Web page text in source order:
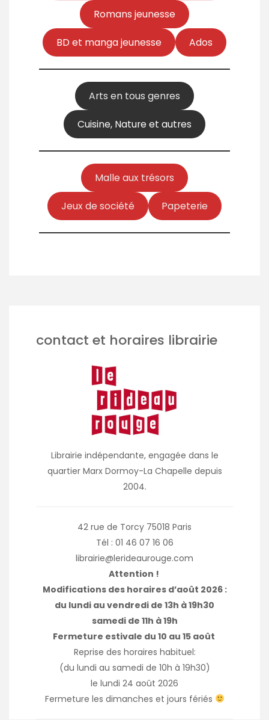
Romans jeunesse
BD et manga jeunesse Ados
Arts en tous genres
Cuisine, Nature et autres
Malle aux trésors
Jeux de société Papeterie
contact et horaires librairie
Librairie indépendante, engagée dans le
quartier Marx Dormoy-La Chapelle depuis
2004.
42 rue de Torcy 75018 Paris
Tél : 01 46 07 16 06
librairie@lerideaurouge.com
Attention !
Modifications des horaires d’août 2026 :
du lundi au vendredi de 13h à 19h30
samedi de 11h à 19h
Fermeture estivale du 10 au 15 août
Reprise des horaires habituel:
(du lundi au samedi de 10h à 19h30)
le lundi 24 août 2026
Fermeture les dimanches et jours fériés